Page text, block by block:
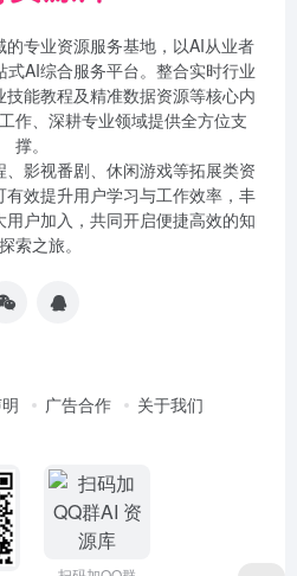
专业资源服务基地，以AI从业者
AI综合服务平台。整合实时行业
能教程及精准数据资源等核心内
作、深耕专业领域提供全方位支
撑。
影视番剧、休闲游戏等拓展类资
效提升用户学习与工作效率，丰
户加入，共同开启便捷高效的知
索之旅。
广告合作 关于我们